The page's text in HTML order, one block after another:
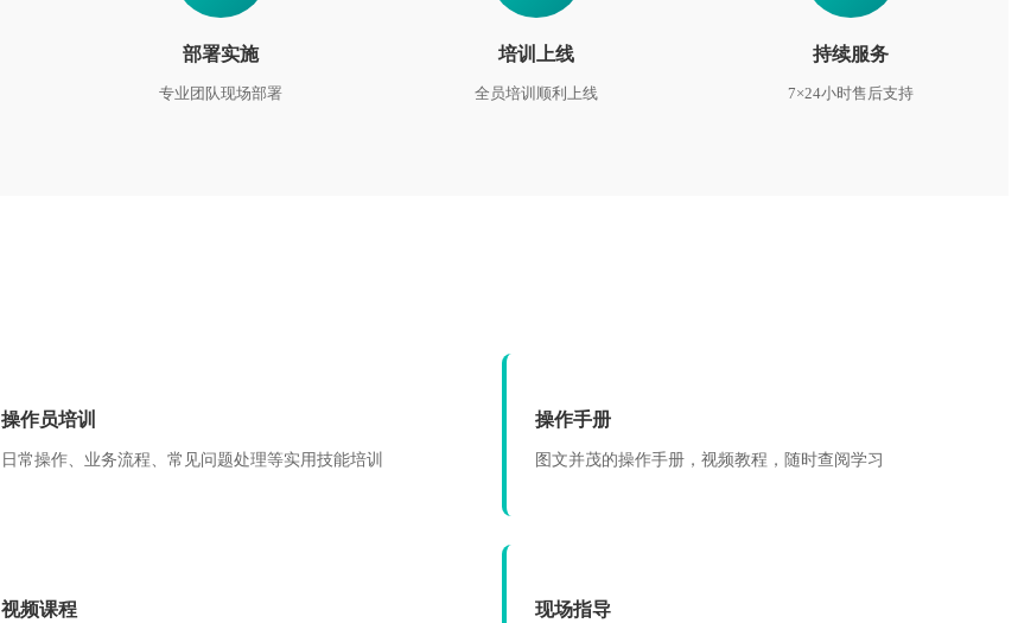
部署实施
专业团队现场部署
培训上线
全员培训顺利上线
持续服务
7×24小时售后支持
操作员培训
日常操作、业务流程、常见问题处理等实用技能培训
操作手册
图文并茂的操作手册，视频教程，随时查阅学习
视频课程 现场指导